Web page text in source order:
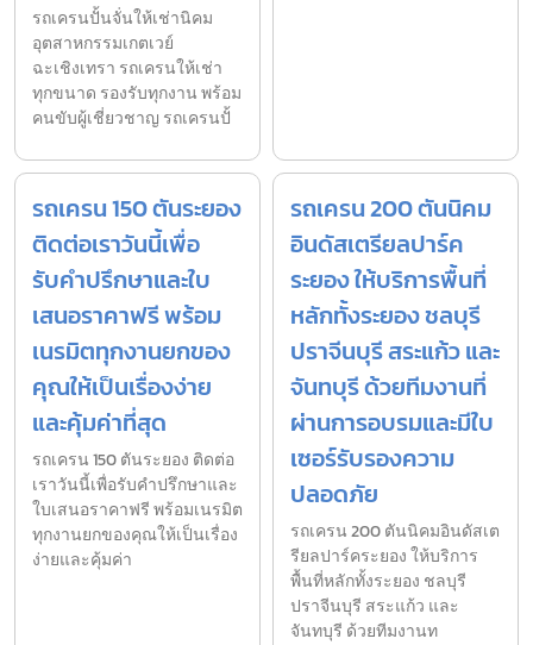
รถเครนปั้นจั่นให้เช่านิคม
อุตสาหกรรมเกตเวย์
ฉะเชิงเทรา รถเครนให้เช่า
ทุกขนาด รองรับทุกงาน พร้อม
คนขับผู้เชี่ยวชาญ รถเครนปั้
รถเครน 150 ตันระยอง
ติดต่อเราวันนี้เพื่อ
รับคำปรึกษาและใบ
เสนอราคาฟรี พร้อม
เนรมิตทุกงานยกของ
คุณให้เป็นเรื่องง่าย
และคุ้มค่าที่สุด
รถเครน 150 ตันระยอง ติดต่อ
เราวันนี้เพื่อรับคำปรึกษาและ
ใบเสนอราคาฟรี พร้อมเนรมิต
ทุกงานยกของคุณให้เป็นเรื่อง
ง่ายและคุ้มค่า
รถเครน 200 ตันนิคม
อินดัสเตรียลปาร์ค
ระยอง ให้บริการพื้นที่
หลักทั้งระยอง ชลบุรี
ปราจีนบุรี สระแก้ว และ
จันทบุรี ด้วยทีมงานที่
ผ่านการอบรมและมีใบ
เซอร์รับรองความ
ปลอดภัย
รถเครน 200 ตันนิคมอินดัสเต
รียลปาร์คระยอง ให้บริการ
พื้นที่หลักทั้งระยอง ชลบุรี
ปราจีนบุรี สระแก้ว และ
จันทบุรี ด้วยทีมงานท